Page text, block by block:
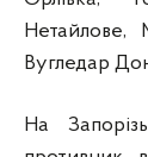
Нетайлове,
Вугледар
На